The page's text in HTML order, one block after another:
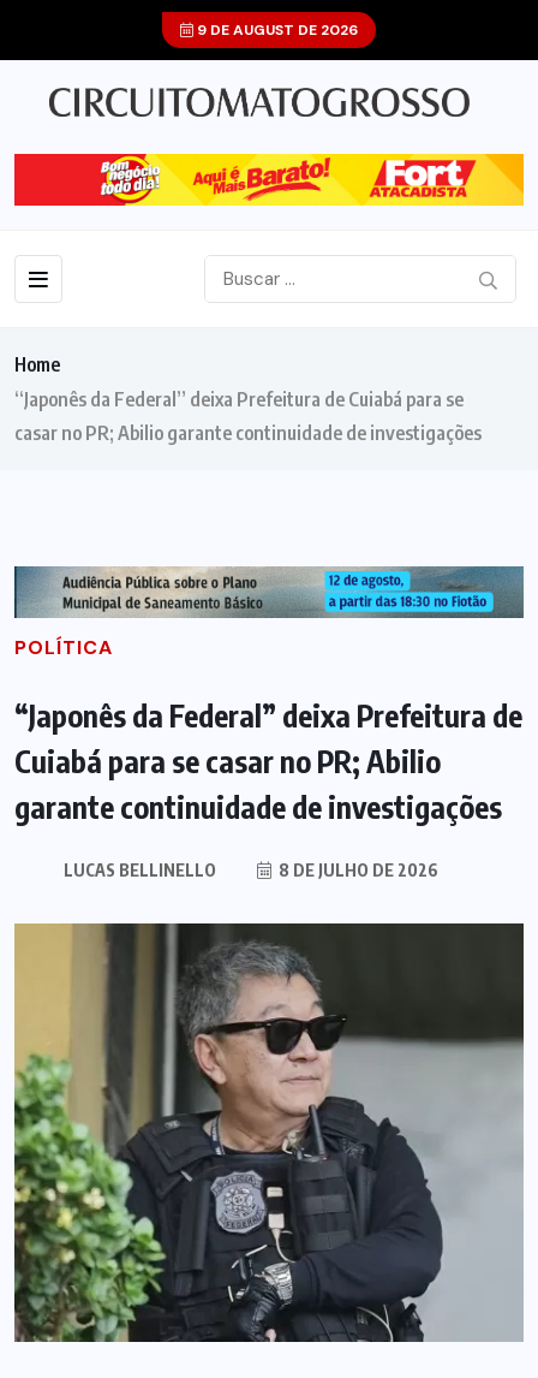
9 DE AUGUST DE 2026
Home
“Japonês da Federal” deixa Prefeitura de Cuiabá para se
casar no PR; Abilio garante continuidade de investigações
POLÍTICA
“Japonês da Federal” deixa Prefeitura de
Cuiabá para se casar no PR; Abilio
garante continuidade de investigações
LUCAS BELLINELLO 8 DE JULHO DE 2026